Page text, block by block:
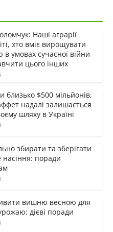
Наші аграрії
хто вміє вирощувати
в умовах сучасної війни
цього інших
близько $500 мільйонів,
надалі залишається
шляху в Україні
збирати та зберігати
насіння: поради
вишню весною для
дієві поради